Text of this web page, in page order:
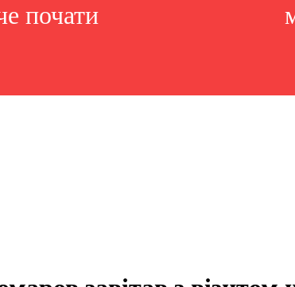
почати